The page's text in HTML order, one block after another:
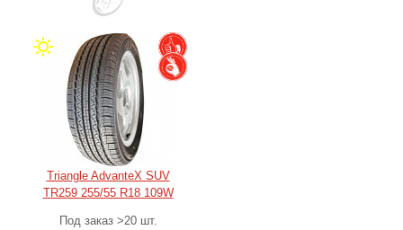
Triangle AdvanteX SUV
TR259 255/55 R18 109W
Под заказ >20 шт.